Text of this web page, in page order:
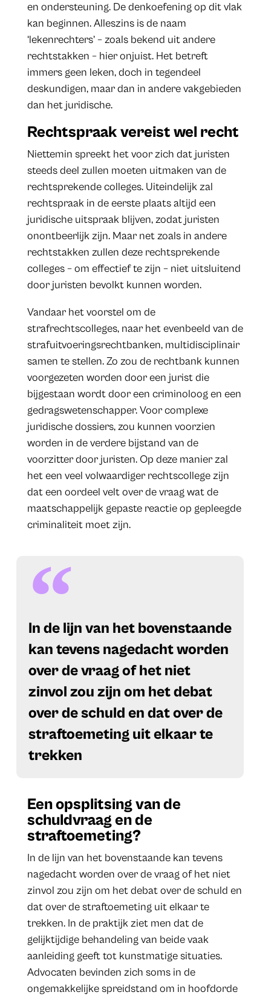
en ondersteuning. De denkoefening op dit vlak
kan beginnen. Alleszins is de naam
‘lekenrechters’ – zoals bekend uit andere
rechtstakken – hier onjuist. Het betreft
immers geen leken, doch in tegendeel
deskundigen, maar dan in andere vakgebieden
dan het juridische.
Rechtspraak vereist wel recht
Niettemin spreekt het voor zich dat juristen
steeds deel zullen moeten uitmaken van de
rechtsprekende colleges. Uiteindelijk zal
rechtspraak in de eerste plaats altijd een
juridische uitspraak blijven, zodat juristen
onontbeerlijk zijn. Maar net zoals in andere
rechtstakken zullen deze rechtsprekende
colleges – om effectief te zijn – niet uitsluitend
door juristen bevolkt kunnen worden.
Vandaar het voorstel om de
strafrechtscolleges, naar het evenbeeld van de
strafuitvoeringsrechtbanken, multidisciplinair
samen te stellen. Zo zou de rechtbank kunnen
voorgezeten worden door een jurist die
bijgestaan wordt door een criminoloog en een
gedragswetenschapper. Voor complexe
juridische dossiers, zou kunnen voorzien
worden in de verdere bijstand van de
voorzitter door juristen. Op deze manier zal
het een veel volwaardiger rechtscollege zijn
dat een oordeel velt over de vraag wat de
maatschappelijk gepaste reactie op gepleegde
criminaliteit moet zijn.
​In de lijn van het bovenstaande
kan tevens nagedacht worden
over de vraag of het niet
zinvol zou zijn om het debat
over de schuld en dat over de
straftoemeting uit elkaar te
trekken
Een opsplitsing van de
schuldvraag en de
straftoemeting?
In de lijn van het bovenstaande kan tevens
nagedacht worden over de vraag of het niet
zinvol zou zijn om het debat over de schuld en
dat over de straftoemeting uit elkaar te
trekken. In de praktijk ziet men dat de
gelijktijdige behandeling van beide vaak
aanleiding geeft tot kunstmatige situaties.
Advocaten bevinden zich soms in de
ongemakkelijke spreidstand om in hoofdorde